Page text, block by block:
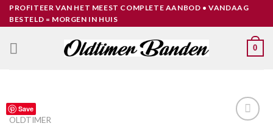
SkipPROFITEER VAN HET MEEST COMPLETE AANBOD • VANDAAG
BESTELD = MORGEN IN HUIS
0
Save
OLDTIMER